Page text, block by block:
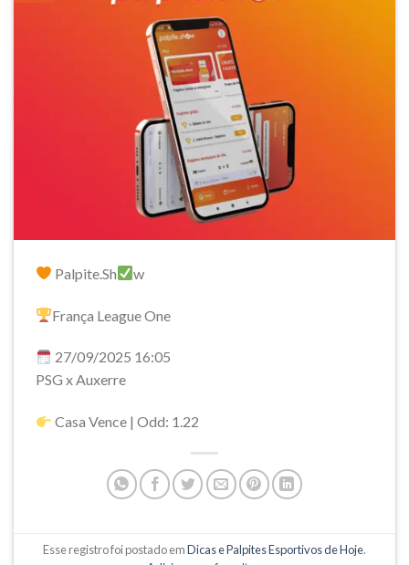
Palpite.Sh w
França League One
27/09/2025 16:05
PSG x Auxerre
Casa Vence | Odd: 1.22
Esse registro foi postado emDicas e Palpites Esportivos de Hoje.